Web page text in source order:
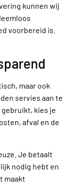
kunnen wij
voorbereid is.
maar ook
servies aan te
kies je
afval en de
Je betaalt
nodig hebt en
maakt